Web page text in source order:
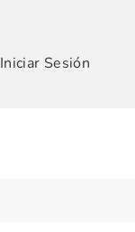
Iniciar Sesión